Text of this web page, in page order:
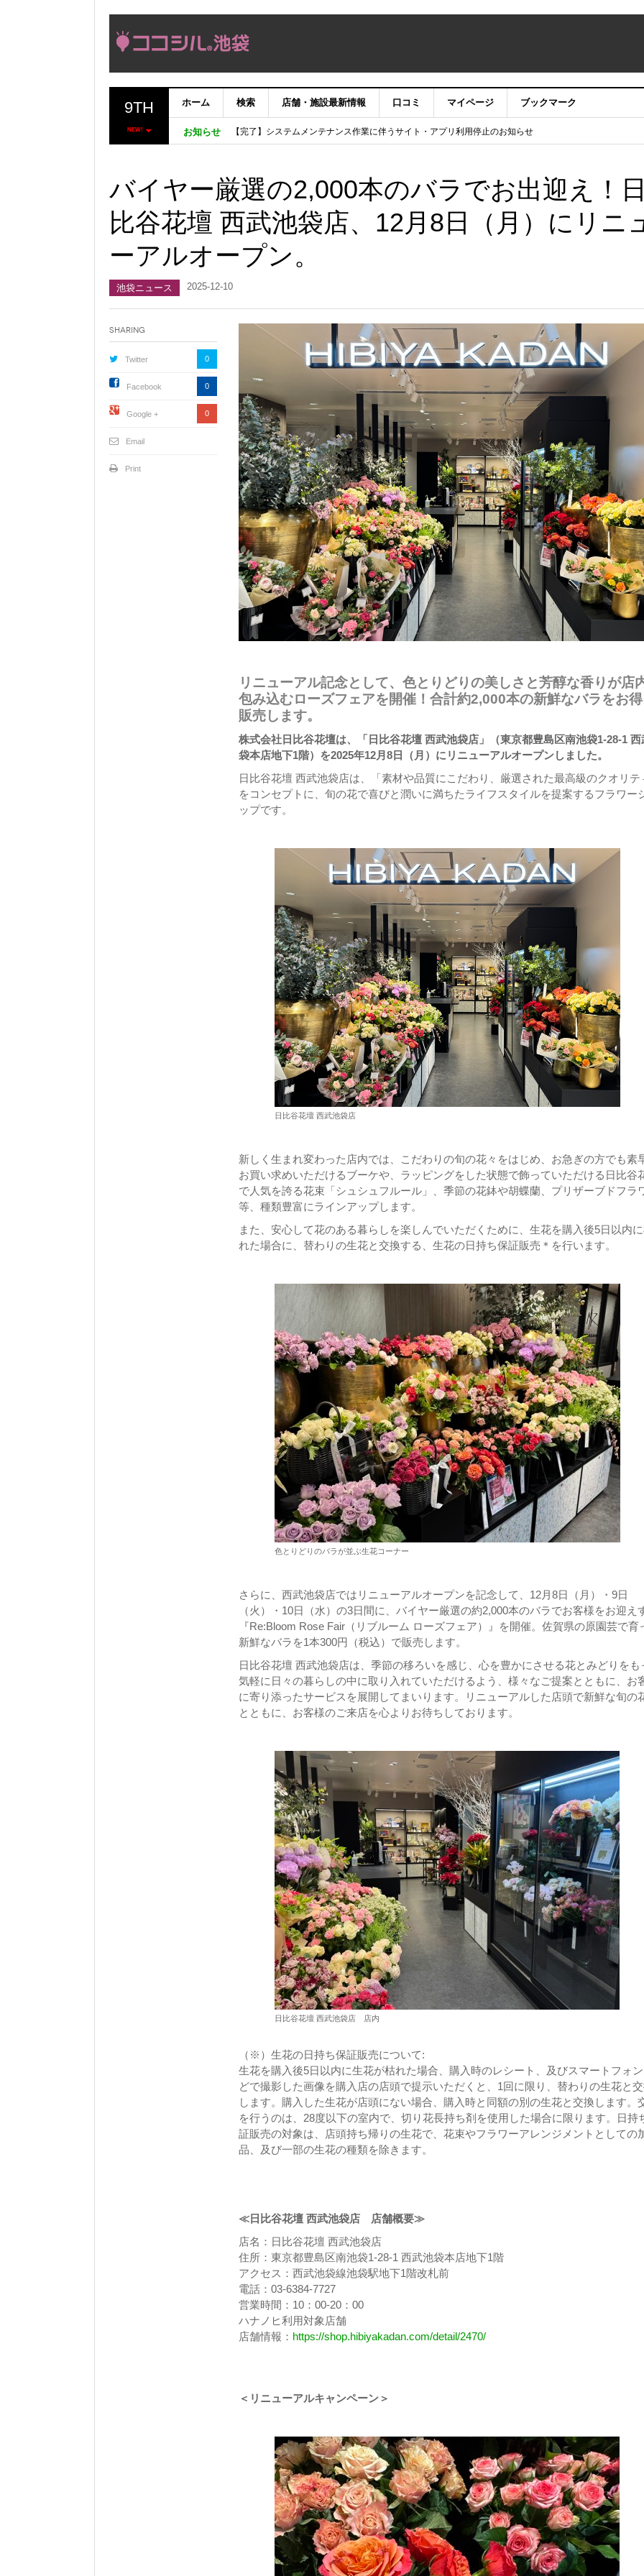
9TH
NEW!
ホーム 検索 店舗・施設最新情報 口コミ マイページ ブックマーク
お知らせ
【完了】システムメンテナンス作業に伴うサイト・アプリ利用停止のお知らせ
【重要：9月5日（火）22時】ココシル：アカウントサービス移行のお知らせ
「いま、困っている店舗の皆様を応援させていただきたい！」
バイヤー厳選の2,000本のバラでお出迎え！日
比谷花壇 西武池袋店、12月8日（月）にリニ
ーアルオープン。
池袋ニュース 2025-12-10
リニューアル記念として、色とりどりの美しさと芳醇な香りが店
包み込むローズフェアを開催！合計約2,000本の新鮮なバラをお
販売します。
株式会社日比谷花壇は、「日比谷花壇 西武池袋店」（東京都豊島区南池袋1-28-1 西
袋本店地下1階）を2025年12月8日（月）にリニューアルオープンしました。
日比谷花壇 西武池袋店は、「素材や品質にこだわり、厳選された最高級のクオリテ
をコンセプトに、旬の花で喜びと潤いに満ちたライフスタイルを提案するフラワー
ップです。
日比谷花壇 西武池袋店
新しく生まれ変わった店内では、こだわりの旬の花々をはじめ、お急ぎの方でも素
お買い求めいただけるブーケや、ラッピングをした状態で飾っていただける日比谷
で人気を誇る花束「シュシュフルール」、季節の花鉢や胡蝶蘭、プリザーブドフラ
等、種類豊富にラインアップします。
また、安心して花のある暮らしを楽しんでいただくために、生花を購入後5日以内
れた場合に、替わりの生花と交換する、生花の日持ち保証販売＊を行います。
色とりどりのバラが並ぶ生花コーナー
さらに、西武池袋店ではリニューアルオープンを記念して、12月8日（月）・9日
（火）・10日（水）の3日間に、バイヤー厳選の約2,000本のバラでお客様をお迎え
『Re:Bloom Rose Fair（リブルーム ローズフェア）』を開催。佐賀県の原園芸で育
新鮮なバラを1本300円（税込）で販売します。
日比谷花壇 西武池袋店は、季節の移ろいを感じ、心を豊かにさせる花とみどりをも
気軽に日々の暮らしの中に取り入れていただけるよう、様々なご提案とともに、お
に寄り添ったサービスを展開してまいります。リニューアルした店頭で新鮮な旬の
とともに、お客様のご来店を心よりお待ちしております。
日比谷花壇 西武池袋店 店内
（※）生花の日持ち保証販売について:
生花を購入後5日以内に生花が枯れた場合、購入時のレシート、及びスマートフォ
どで撮影した画像を購入店の店頭で提示いただくと、1回に限り、替わりの生花と
します。購入した生花が店頭にない場合、購入時と同額の別の生花と交換します。
を行うのは、28度以下の室内で、切り花長持ち剤を使用した場合に限ります。日持
証販売の対象は、店頭持ち帰りの生花で、花束やフラワーアレンジメントとしての
品、及び一部の生花の種類を除きます。
≪日比谷花壇 西武池袋店 店舗概要≫
店名：日比谷花壇 西武池袋店
住所：東京都豊島区南池袋1-28-1 西武池袋本店地下1階
アクセス：西武池袋線池袋駅地下1階改札前
電話：03-6384-7727
営業時間：10：00-20：00
ハナノヒ利用対象店舗
店舗情報： https://shop.hibiyakadan.com/detail/2470/
＜リニューアルキャンペーン＞
Sharing
Twitter 0
Facebook 0
Google + 0
Email
Print